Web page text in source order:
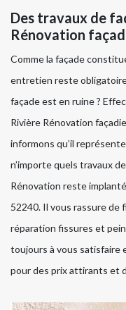
Des travaux de
Rénovation
Comme la façade
entretien reste
façade est en ruine ?
Rivière Rénovation
informons qu’il
n’importe quels travaux
Rénovation reste
52240. Il vous rassure de
réparation fissures et
toujours à vous satisfaire
pour des prix attirants et